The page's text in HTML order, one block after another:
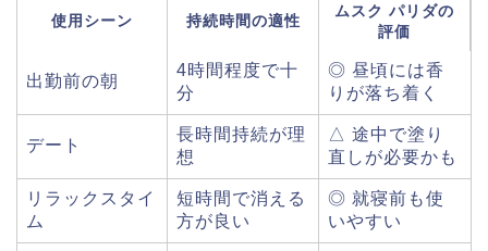
使用シーン 持続時間の適性
ムスク パリダの
評価
出勤前の朝
4時間程度で十
分
◎ 昼頃には香
りが落ち着く
デート
長時間持続が理
想
△ 途中で塗り
直しが必要かも
リラックスタイ
ム
短時間で消える
方が良い
◎ 就寝前も使
いやすい